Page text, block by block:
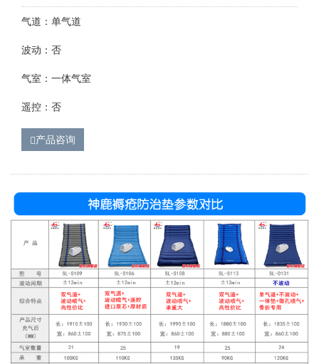
气道：单气道
波动：否
气室：一体气室
遥控：否
产品咨询